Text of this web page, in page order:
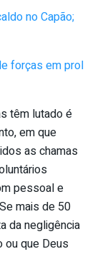
no Capão;
forças em prol
têm lutado é
em que
as chamas
pessoal e
mais de 50
da negligência
ou que Deus